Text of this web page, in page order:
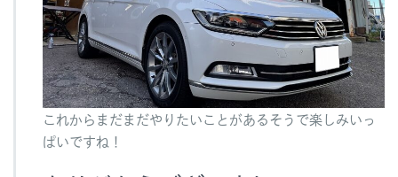
これからまだまだやりたいことがあるそうで楽しみいっ
ぱいですね！